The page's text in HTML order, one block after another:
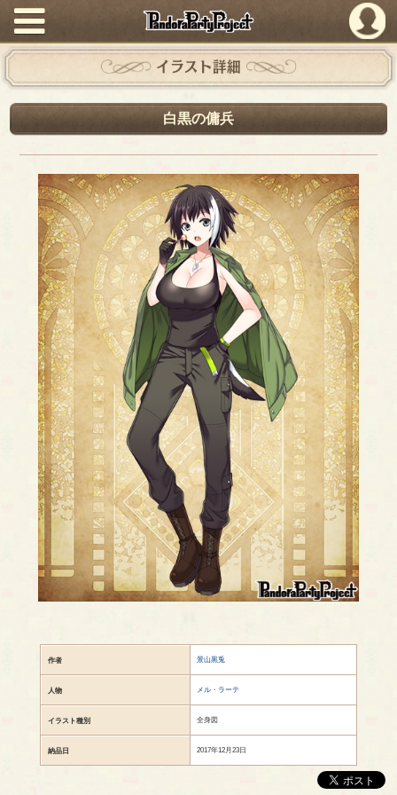
PandoraPartyProject
イラスト詳細
白黒の傭兵
作者 景山黒兎
人物 メル・ラーテ
イラスト種別 全身図
納品日 2017年12月23日